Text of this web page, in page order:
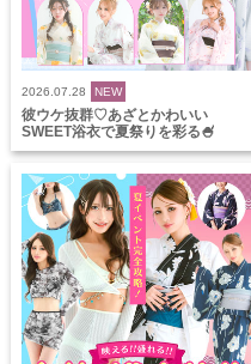
2026.07.28 NEW
彼ウケ抜群♡あざとかわいい
SWEET浴衣で夏祭りを彩る🍧